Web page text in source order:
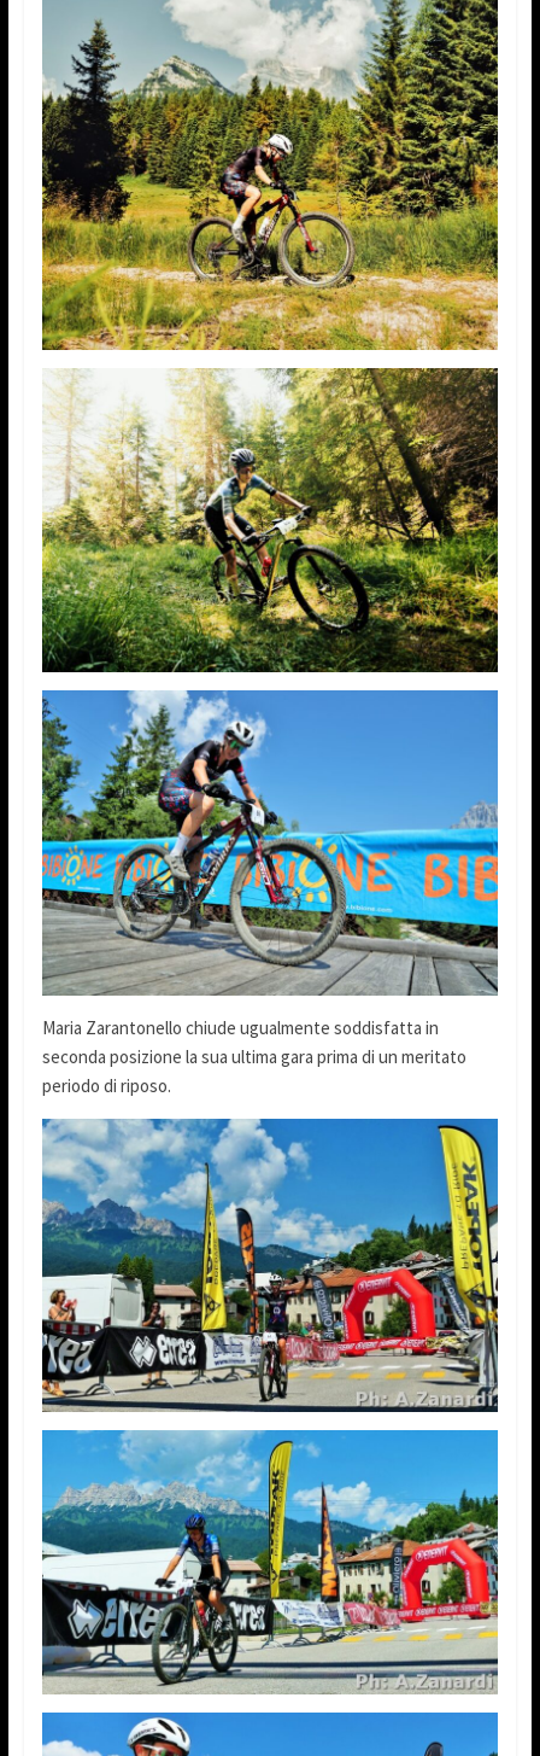
Maria Zarantonello chiude ugualmente soddisfatta in
seconda posizione la sua ultima gara prima di un meritato
periodo di riposo.